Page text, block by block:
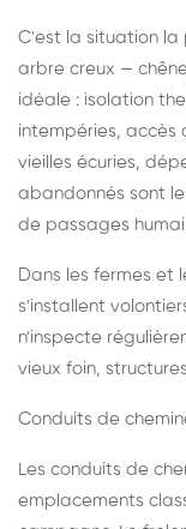
C'est la situation la
arbre creux —
idéale : isolation
intempéries, accès
vieilles écuries,
abandonnés sont
de passages
Dans les fermes et
s'installent
n'inspecte
vieux foin,
Conduits de
Les conduits de
emplacements